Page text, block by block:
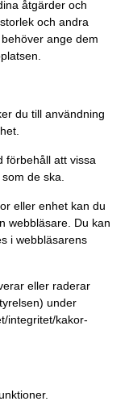
åtgärder och
och andra
ange dem
du till användning
förbehåll att vissa
de ska.
eller enhet kan du
webbläsare. Du kan
i webbläsarens
eller raderar
under
integritet/kakor-